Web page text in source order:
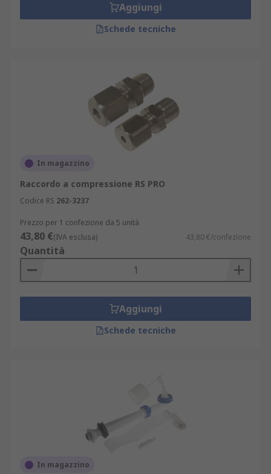
Aggiungi
Schede tecniche
In magazzino
Raccordo a compressione RS PRO
Codice RS 262-3237
Prezzo per 1 confezione da 5 unità
43,80 €(IVA esclusa) 43,80 €/confezione
Quantità
Aggiungi
Schede tecniche
In magazzino